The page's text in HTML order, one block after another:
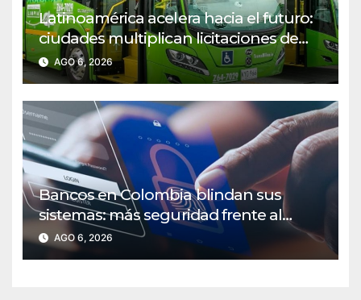
Latinoamérica acelera hacia el futuro:
ciudades multiplican licitaciones de
buses eléctricos
AGO 6, 2026
Bancos en Colombia blindan sus
sistemas: más seguridad frente al
fraude digital
AGO 6, 2026